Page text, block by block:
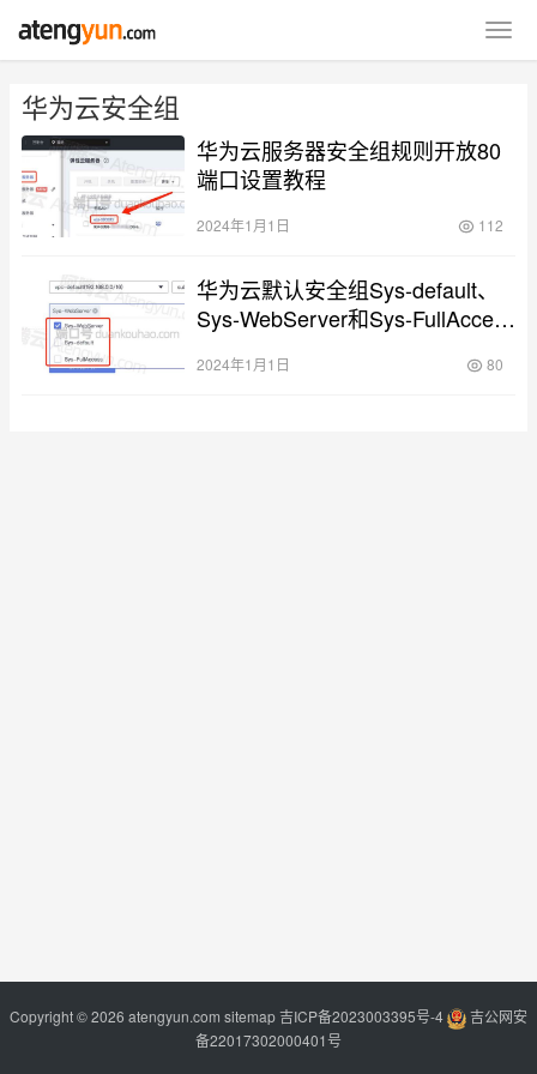
华为云安全组
华为云服务器安全组规则开放80
端口设置教程
2024年1月1日 112
华为云默认安全组Sys-default、
Sys-WebServer和Sys-FullAccess
2024年1月1日 80
Copyright © 2026 atengyun.com sitemap吉ICP备2023003395号-4
吉公网安
备22017302000401号